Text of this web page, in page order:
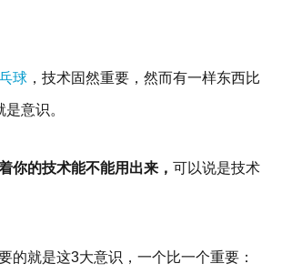
球 ，技术固然重要，然而有一样东西比
意识。
你的技术能不能用出来，可以说是技术
的就是这3大意识，一个比一个重要：